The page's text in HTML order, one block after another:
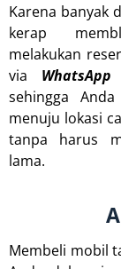
Karena banyak
kerap
melakukan
via WhatsApp
sehingga
menuju lokasi
tanpa harus
lama.
Membeli mobil